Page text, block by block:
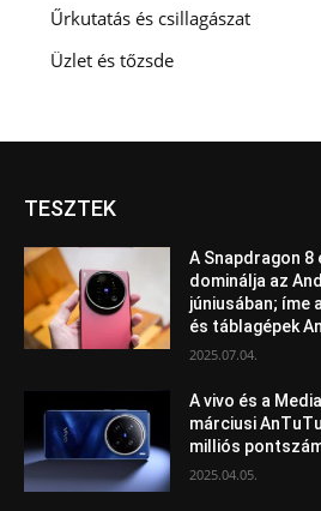
Űrkutatás és csillagászat
Üzlet és tőzsde
TESZTEK
A Snapdragon 8
dominálja az
júniusában; íme
és táblagépek
2025.07.04.
A vivo és a
márciusi
milliós
2025.04.05.